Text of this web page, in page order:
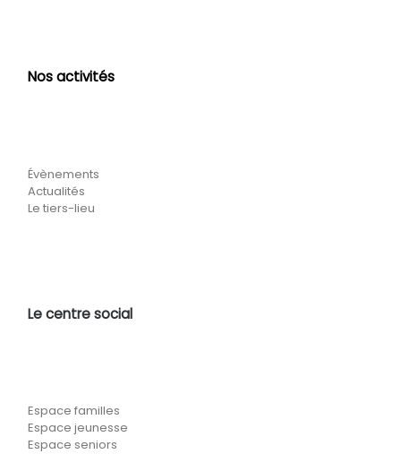
Nos activités
Évènements
Actualités
Le tiers-lieu
Le centre social
Espace familles
Espace jeunesse
Espace seniors